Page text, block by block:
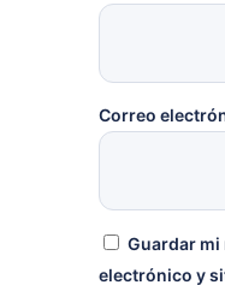
Correo
Guardar
electrónico y